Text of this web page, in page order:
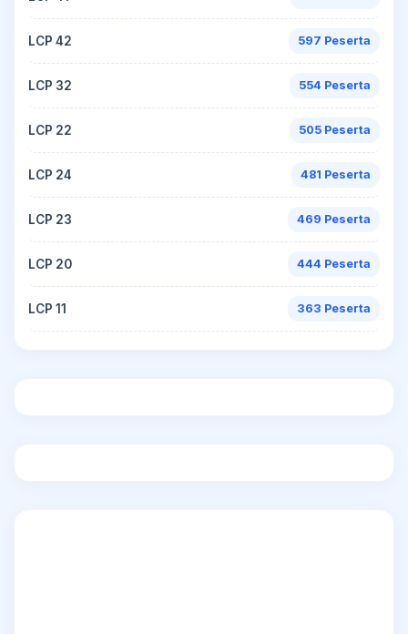
LCP 42 597 Peserta
LCP 32 554 Peserta
LCP 22 505 Peserta
LCP 24 481 Peserta
LCP 23 469 Peserta
LCP 20 444 Peserta
LCP 11 363 Peserta